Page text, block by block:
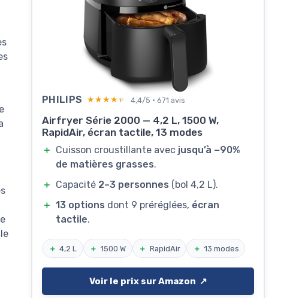
PHILIPS ★★★★★
★★★★★ 4,4/5 · 671 avis
Airfryer Série 2000 — 4,2 L, 1500 W,
RapidAir, écran tactile, 13 modes
＋ Cuisson croustillante avec jusqu’à −90%
de matières grasses.
＋ Capacité 2–3 personnes (bol 4,2 L).
＋ 13 options dont 9 préréglées, écran
tactile.
＋ 4,2 L ＋ 1500 W ＋ RapidAir ＋ 13 modes
Voir le prix sur Amazon ↗️